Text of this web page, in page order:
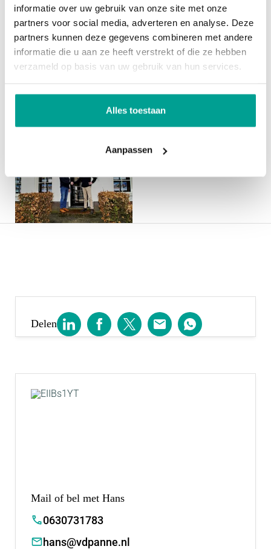
informatie over uw gebruik van onze site met onze
partners voor social media, adverteren en analyse. Deze
partners kunnen deze gegevens combineren met andere
informatie die u aan ze heeft verstrekt of die ze hebben
verzameld op basis van uw gebruik van hun services.
Alles toestaan
Aanpassen
in ga vullen staat nog open, er komt vast iets leuks
op mijn pad!
Een ieder in ieder geval bedankt voor het
Delen
Mail of bel met Hans
0630731783
hans@vdpanne.nl